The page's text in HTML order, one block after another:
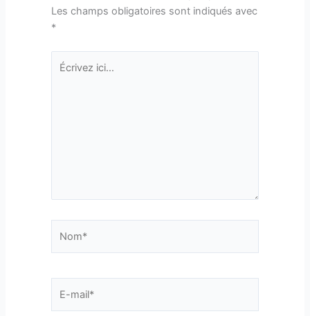
Les champs obligatoires sont indiqués avec
*
Écrivez
ici…
mail*